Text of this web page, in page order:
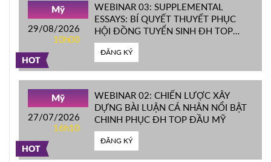
HOT
Mỹ
29/08/2026
10h00
WEBINAR 03: SUPPLEMENTAL
ESSAYS: BÍ QUYẾT THUYẾT PHỤC
HỘI ĐỒNG TUYỂN SINH ĐH TOP
ĐẦU MỸ
ĐĂNG KÝ
HOT
Mỹ
27/07/2026
16h10
WEBINAR 02: CHIẾN LƯỢC XÂY
DỰNG BÀI LUẬN CÁ NHÂN NỔI BẬT
CHINH PHỤC ĐH TOP ĐẦU MỸ
ĐĂNG KÝ